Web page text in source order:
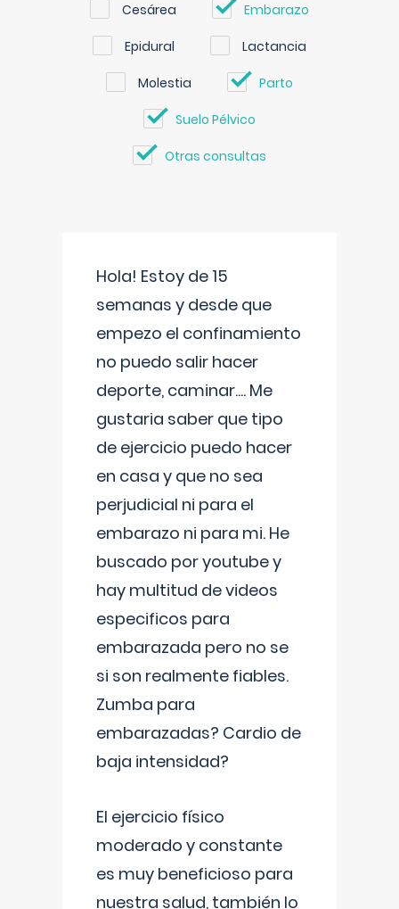
Cesárea Embarazo
Epidural Lactancia
Molestia Parto
Suelo Pélvico
Otras consultas
Hola! Estoy de 15
semanas y desde que
empezo el confinamiento
no puedo salir hacer
deporte, caminar.... Me
gustaria saber que tipo
de ejercicio puedo hacer
en casa y que no sea
perjudicial ni para el
embarazo ni para mi. He
buscado por youtube y
hay multitud de videos
especificos para
embarazada pero no se
si son realmente fiables.
Zumba para
embarazadas? Cardio de
baja intensidad?
El ejercicio físico
moderado y constante
es muy beneficioso para
nuestra salud, también lo